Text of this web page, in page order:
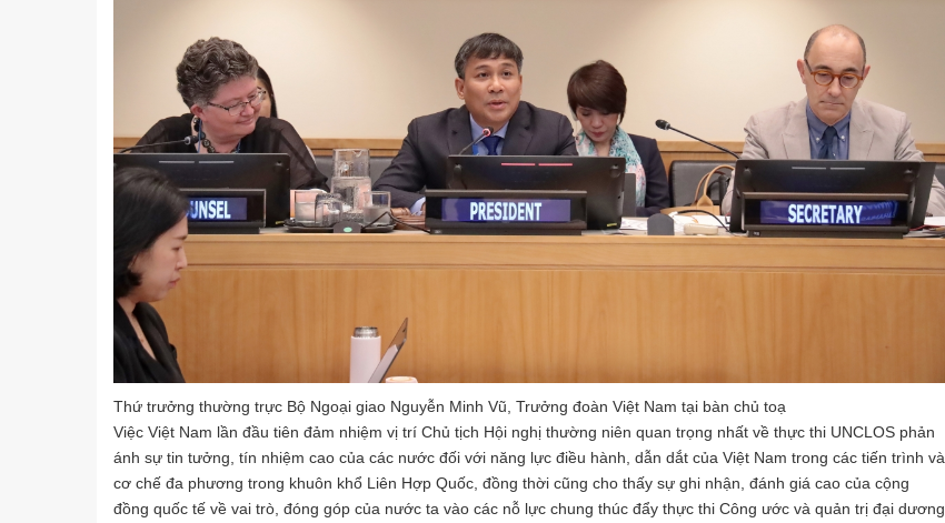
Thứ trưởng thường trực Bộ Ngoại giao Nguyễn Minh Vũ, Trưởng đoàn Việt Nam tại bàn chủ toạ
Việc Việt Nam lần đầu tiên đảm nhiệm vị trí Chủ tịch Hội nghị thường niên quan trọng nhất về thực thi UNCLOS phản
ánh sự tin tưởng, tín nhiệm cao của các nước đối với năng lực điều hành, dẫn dắt của Việt Nam trong các tiến trình và
cơ chế đa phương trong khuôn khổ Liên Hợp Quốc, đồng thời cũng cho thấy sự ghi nhận, đánh giá cao của cộng
đồng quốc tế về vai trò, đóng góp của nước ta vào các nỗ lực chung thúc đẩy thực thi Công ước và quản trị đại dương